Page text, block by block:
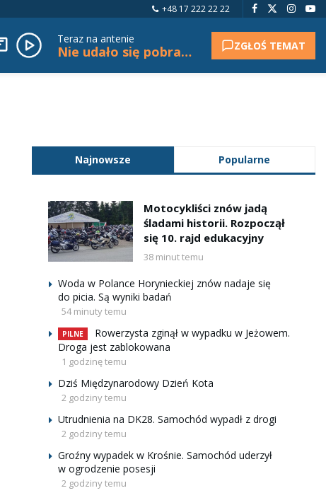
+48 17 222 22 22
Teraz na antenie
Nie udało się pobrać tytułu. ZGŁOŚ TEMAT
Najnowsze Popularne
Motocykliści znów jadą
śladami historii. Rozpoczął
się 10. rajd edukacyjny
38 minut temu
Woda w Polance Horynieckiej znów nadaje się
do picia. Są wyniki badań
54 minuty temu
PILNE
Rowerzysta zginął w wypadku w Jeżowem.
Droga jest zablokowana
1 godzinę temu
Dziś Międzynarodowy Dzień Kota
2 godziny temu
Utrudnienia na DK28. Samochód wypadł z drogi
2 godziny temu
Groźny wypadek w Krośnie. Samochód uderzył
w ogrodzenie posesji
2 godziny temu